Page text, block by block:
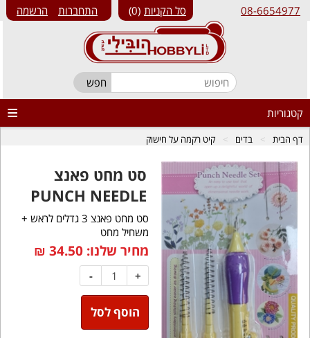
התחברות הרשמה סל הקניות 0 08-6654977
קטגוריות
דף הבית בדים קיט רקמה על חישוק
סט מחט פאנצ
PUNCH NEEDLE
סט מחט פאנצ 3 גדלים לראש +
משחיל מחט
מחיר שלנו: 34.50
₪
+
-
הוסף לסל